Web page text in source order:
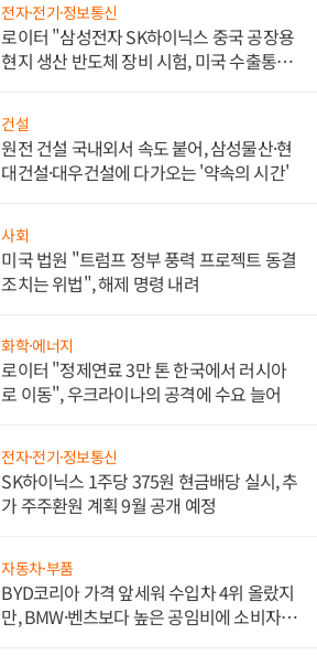
전자·전기·정보통신
로이터 "삼성전자 SK하이닉스 중국 공장용
현지 생산 반도체 장비 시험, 미국 수출통제
건설
원전 건설 국내외서 속도 붙어, 삼성물산·현
대건설·대우건설에 다가오는 '약속의 시간'
사회
미국 법원 "트럼프 정부 풍력 프로젝트 동결
조치는 위법", 해제 명령 내려
화학·에너지
로이터 "정제연료 3만 톤 한국에서 러시아
로 이동", 우크라이나의 공격에 수요 늘어
전자·전기·정보통신
SK하이닉스 1주당 375원 현금배당 실시, 추
가 주주환원 계획 9월 공개 예정
자동차·부품
BYD코리아 가격 앞세워 수입차 4위 올랐지
만, BMW·벤츠보다 높은 공임비에 소비자